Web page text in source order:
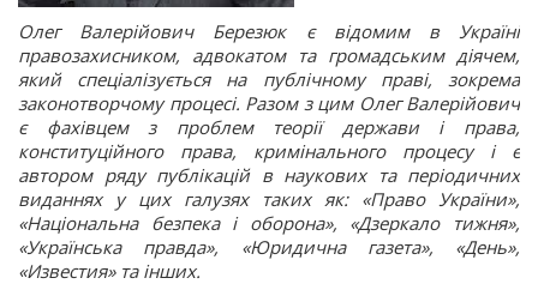
Олег Валерійович Березюк є відомим в Україні
правозахисником, адвокатом та громадським діячем,
який спеціалізується на публічному праві, зокрема
законотворчому процесі. Разом з цим Олег Валерійович
є фахівцем з проблем теорії держави і права,
конституційного права, кримінального процесу і є
автором ряду публікацій в наукових та періодичних
виданнях у цих галузях таких як: «Право України»,
«Національна безпека і оборона», «Дзеркало тижня»,
«Українська правда», «Юридична газета», «День»,
«Известия» та інших.